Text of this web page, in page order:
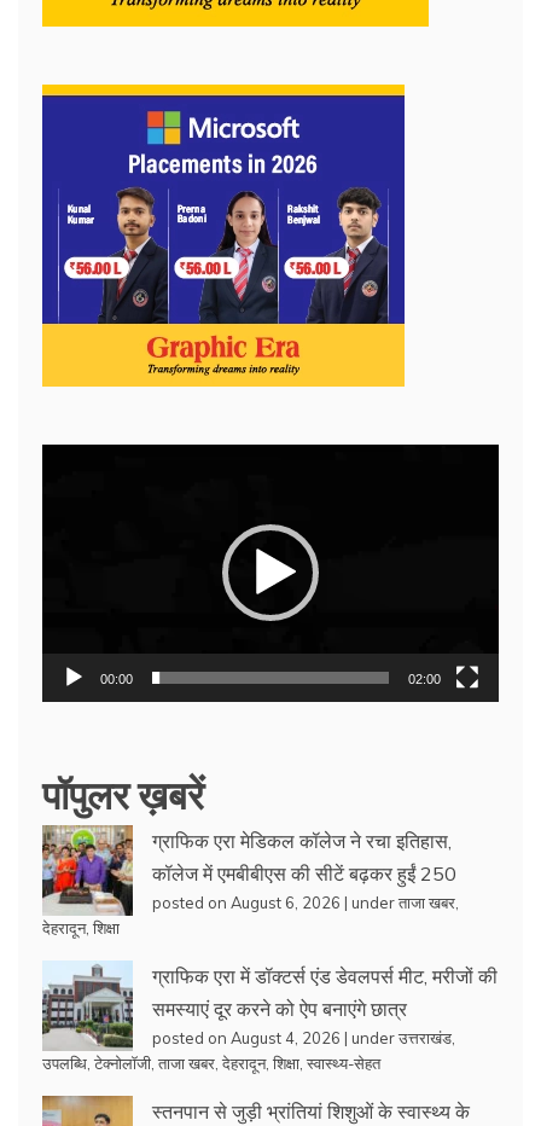
00:00 02:00
पॉपुलर ख़बरें
ग्राफिक एरा मेडिकल कॉलेज ने रचा इतिहास,
कॉलेज में एमबीबीएस की सीटें बढ़कर हुईं 250
posted on August 6, 2026 | underताजा खबर
देहरादून, शिक्षा
ग्राफिक एरा में डॉक्टर्स एंड डेवलपर्स मीट, मरीजों की
समस्याएं दूर करने को ऐप बनाएंगे छात्र
posted on August 4, 2026 | underउत्तराखंड
उपलब्धि टेक्नोलॉजी ताजा खबर देहरादून, शिक्षा स्वास्थ्य-सेहत
स्तनपान से जुड़ी भ्रांतियां शिशुओं के स्वास्थ्य के